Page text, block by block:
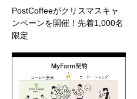
PostCoffeeがクリスマスキャ
ンペーンを開催！先着1,000名
限定